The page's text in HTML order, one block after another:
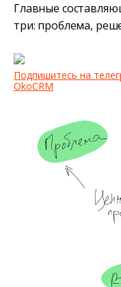
Главные
три: проблема,
Подпишитесь на
OkoCRM